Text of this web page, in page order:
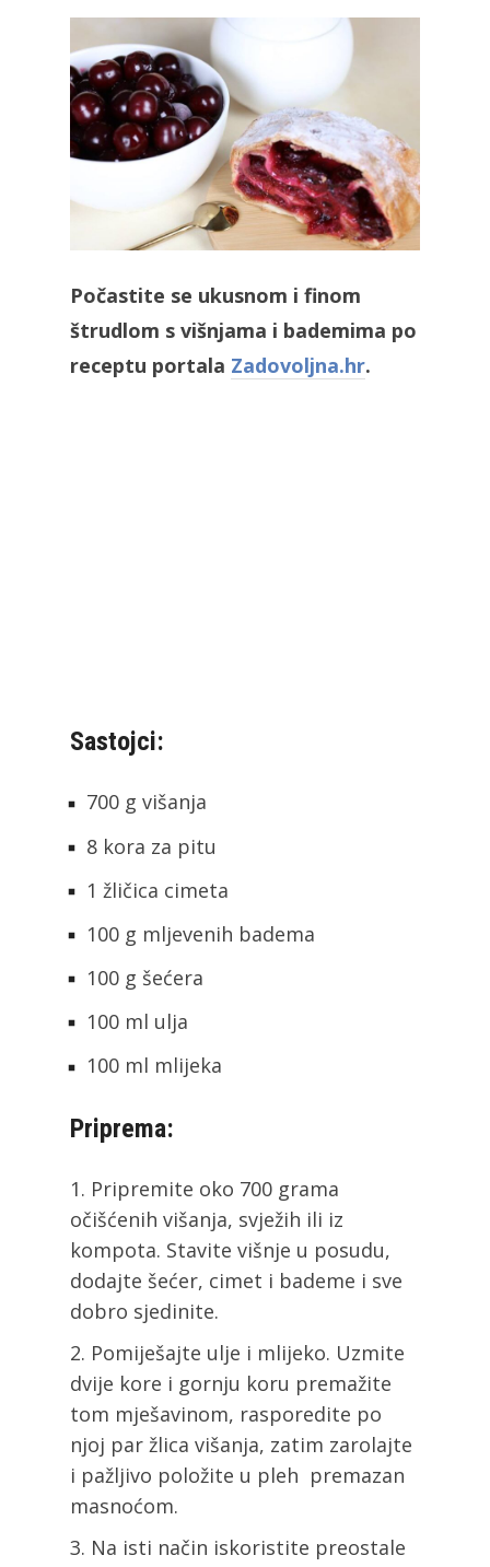
Počastite se ukusnom i finom
štrudlom s višnjama i bademima po
receptu portala Zadovoljna.hr.
Sastojci:
700 g višanja
8 kora za pitu
1 žličica cimeta
100 g mljevenih badema
100 g šećera
100 ml ulja
100 ml mlijeka
Priprema:
Pripremite oko 700 grama
očišćenih višanja, svježih ili iz
kompota. Stavite višnje u posudu,
dodajte šećer, cimet i bademe i sve
dobro sjedinite.
Pomiješajte ulje i mlijeko. Uzmite
dvije kore i gornju koru premažite
tom mješavinom, rasporedite po
njoj par žlica višanja, zatim zarolajte
i pažljivo položite u pleh premazan
masnoćom.
Na isti način iskoristite preostale